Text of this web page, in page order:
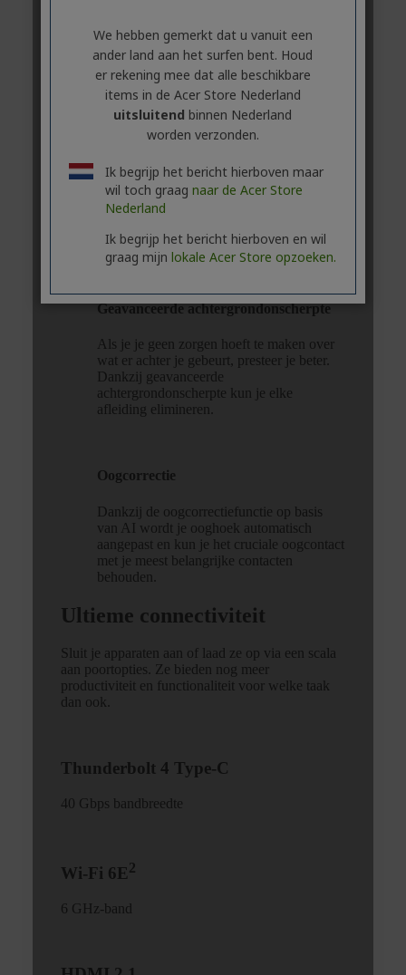
We hebben gemerkt dat u vanuit een
ander land aan het surfen bent. Houd
er rekening mee dat alle beschikbare
items in de Acer Store Nederland
uitsluitend binnen Nederland
worden verzonden.
Ik begrijp het bericht hierboven maar
wil toch graag naar de Acer Store
Nederland
Ik begrijp het bericht hierboven en wil
graag mijn lokale Acer Store opzoeken.